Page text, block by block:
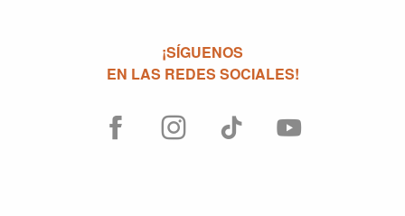
¡SÍGUENOS
EN LAS REDES SOCIALES!